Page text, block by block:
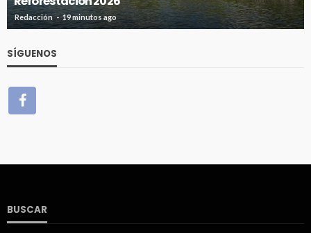
Redacción 19 minutos ago
SÍGUENOS
BUSCAR